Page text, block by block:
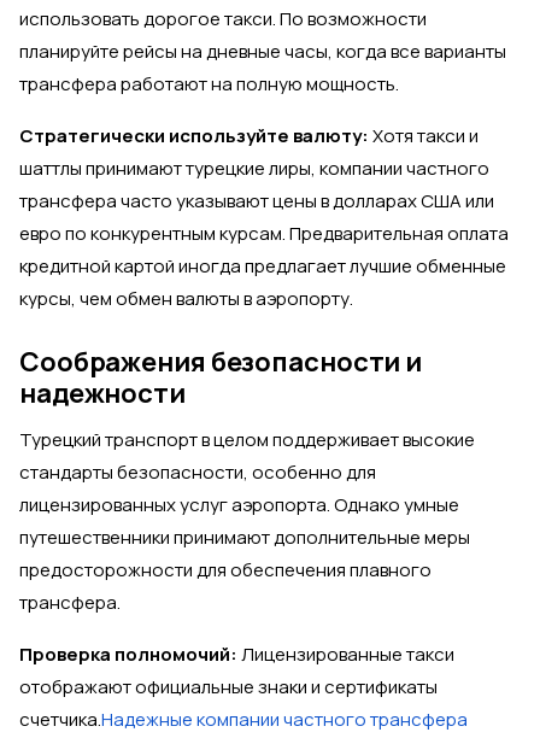
использовать дорогое такси. По возможности
планируйте рейсы на дневные часы, когда все варианты
трансфера работают на полную мощность.
Стратегически используйте валюту: Хотя такси и
шаттлы принимают турецкие лиры, компании частного
трансфера часто указывают цены в долларах США или
евро по конкурентным курсам. Предварительная оплата
кредитной картой иногда предлагает лучшие обменные
курсы, чем обмен валюты в аэропорту.
Соображения безопасности и
надежности
Турецкий транспорт в целом поддерживает высокие
стандарты безопасности, особенно для
лицензированных услуг аэропорта. Однако умные
путешественники принимают дополнительные меры
предосторожности для обеспечения плавного
трансфера.
Проверка полномочий: Лицензированные такси
отображают официальные знаки и сертификаты
счетчика.Надежные компании частного трансфера